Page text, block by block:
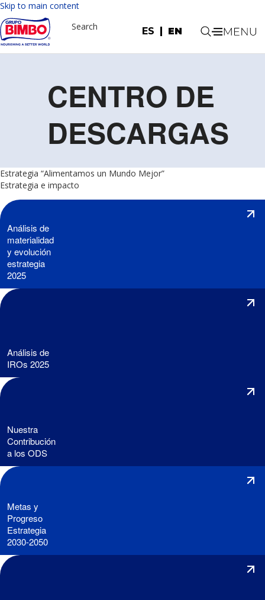
Skip to main content
ES EN
Search .
CENTRO DE
DESCARGAS
Estrategia “Alimentamos un Mundo Mejor”
Estrategia e impacto
Análisis de
materialidad
y evolución
estrategia
2025
Análisis de
IROs 2025
Nuestra
Contribución
a los ODS
Metas y
Progreso
Estrategia
2030-2050